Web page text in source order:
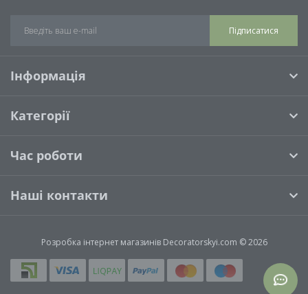
Підписатися
Інформація
Категорії
Час роботи
Наші контакти
Розробка інтернет магазинівDecoratorskyi.com © 2026